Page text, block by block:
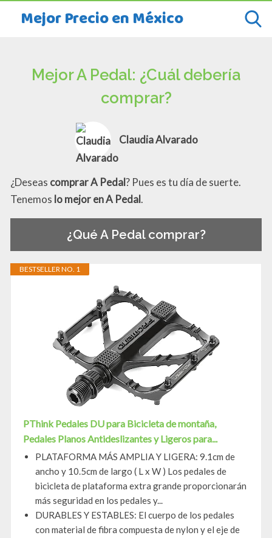
Mejor Precio en México
Mejor A Pedal: ¿Cuál debería
comprar?
Claudia Alvarado
¿Deseas comprar A Pedal? Pues es tu día de suerte.
Tenemos lo mejor en A Pedal.
¿Qué A Pedal comprar?
BESTSELLER NO. 1
PThink Pedales DU para Bicicleta de montaña,
Pedales Planos Antideslizantes y Ligeros para...
PLATAFORMA MÁS AMPLIA Y LIGERA: 9.1cm de
ancho y 10.5cm de largo ( L x W ) Los pedales de
bicicleta de plataforma extra grande proporcionarán
más seguridad en los pedales y...
DURABLES Y ESTABLES: El cuerpo de los pedales
con material de fibra compuesta de nylon y el eje de